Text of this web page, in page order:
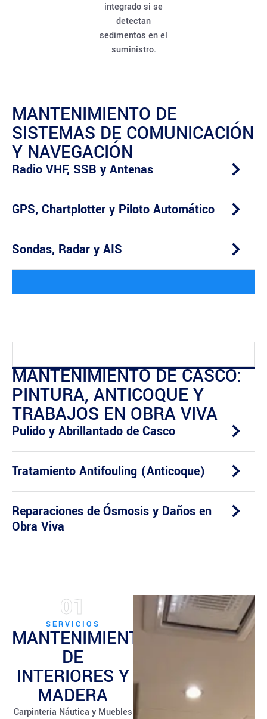
integrado si se
detectan
sedimentos en el
suministro.
MANTENIMIENTO DE
SISTEMAS DE COMUNICACIÓN
Y NAVEGACIÓN
Radio VHF, SSB y Antenas
GPS, Chartplotter y Piloto Automático
Sondas, Radar y AIS
MANTENIMIENTO DE CASCO:
PINTURA, ANTICOQUE Y
TRABAJOS EN OBRA VIVA
Pulido y Abrillantado de Casco
Tratamiento Antifouling (Anticoque)
Reparaciones de Ósmosis y Daños en
Obra Viva
01
SERVICIOS
MANTENIMIENTO
DE
INTERIORES Y
MADERA
Carpintería Náutica y Muebles